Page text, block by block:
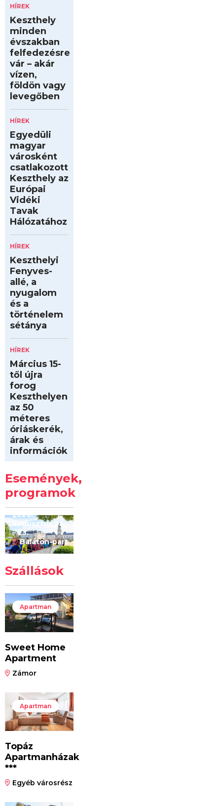
HÍREK
Keszthely
minden
évszakban
felfedezésre
vár – akár
vízen,
földön vagy
levegőben
HÍREK
Egyedüli
magyar
városként
csatlakozott
Keszthely az
Európai
Vidéki
Tavak
Hálózatához
HÍREK
Keszthelyi
Fenyves-
allé, a
nyugalom
és a
történelem
sétánya
HÍREK
Március 15-
től újra
forog
Keszthelyen
az 50
méteres
óriáskerék,
árak és
információk
Események,
programok
Kilóméterek
2026
2026.
augusztus 22
– 23.
Balaton-part
Szállások
Apartman
Sweet Home
Apartment
Zámor
Apartman
Topáz
Apartmanházak
***
Egyéb városrész